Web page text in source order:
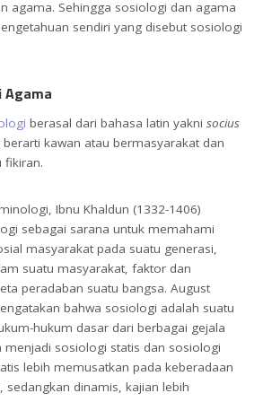
agama. Sehingga sosiologi dan agama
sendiri yang disebut sosiologi
Agama
berasal dari bahasa latin yakni socius
berarti kawan atau bermasyarakat dan
fikiran.
Ibnu Khaldun (1332-1406)
sebagai sarana untuk memahami
masyarakat pada suatu generasi,
suatu masyarakat, faktor dan
peradaban suatu bangsa. August
bahwa sosiologi adalah suatu
hukum dasar dari berbagai gejala
menjadi sosiologi statis dan sosiologi
lebih memusatkan pada keberadaan
sedangkan dinamis, kajian lebih